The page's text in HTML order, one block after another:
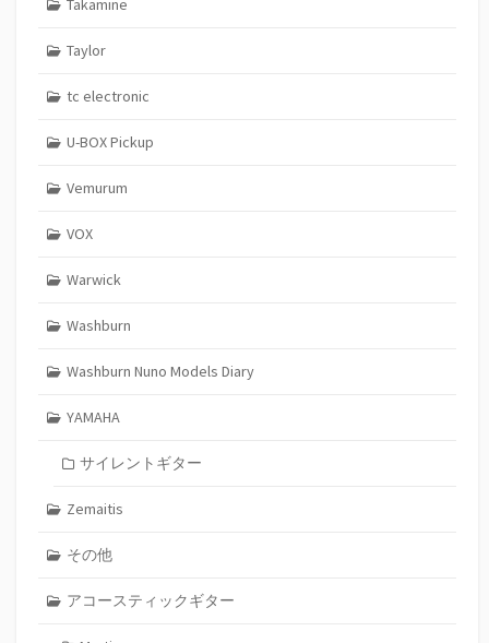
Takamine
Taylor
tc electronic
U-BOX Pickup
Vemurum
VOX
Warwick
Washburn
Washburn Nuno Models Diary
YAMAHA
サイレントギター
Zemaitis
その他
アコースティックギター